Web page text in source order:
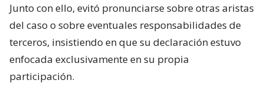
Junto con ello, evitó pronunciarse sobre otras aristas
del caso o sobre eventuales responsabilidades de
terceros, insistiendo en que su declaración estuvo
enfocada exclusivamente en su propia
participación.